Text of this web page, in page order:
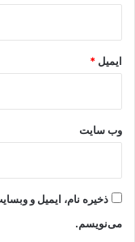
ایمیل *
وب‌ سایت
ذخیره نام، ایمیل و
می‌نویسم.